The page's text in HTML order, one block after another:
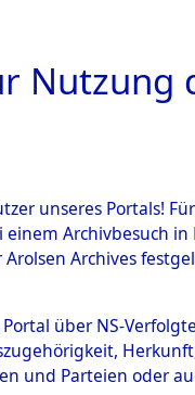
Nutzung
unseres Portals!
Archivbesuch
Archives
über NS-
und Parteien oder